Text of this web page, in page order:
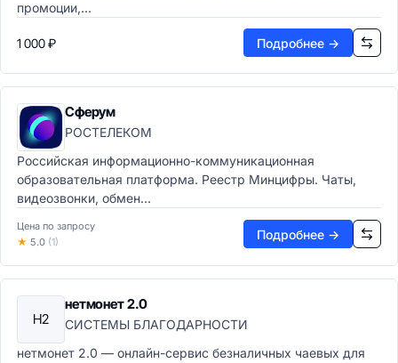
Веб-браузеры
Операционные системы и системное ПО
Десктопные ОС
Мобильные ОС
Системные утилиты
Виртуализация и облако
Гипервизоры
Kubernetes и контейнерная оркестрация
IaaS платформы
Service Mesh
Cloud-native платформы
СУБД и хранилища
Реляционные СУБД
промоции,...
1 000 ₽ Подробнее →
Сферум
РОСТЕЛЕКОМ
Российская информационно-коммуникационная
образовательная платформа. Реестр Минцифры. Чаты,
видеозвонки, обмен...
Цена по запросу
★ 5.0 (1)
Подробнее →
Н2
нетмонет 2.0
СИСТЕМЫ БЛАГОДАРНОСТИ
нетмонет 2.0 — онлайн-сервис безналичных чаевых для